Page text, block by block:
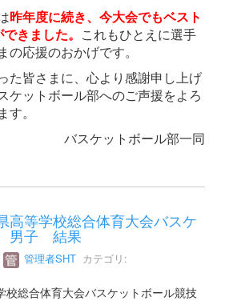
昨年度に続き、今大会でもベスト
きました。
これもひとえに選手
の応援のおかげです。
た皆さまに、心より感謝申し上げ
ケットボール部へのご声援をよろ
す。
バスケットボール部一同
高等学校総合体育大会バスケ
男子 結果
管理者SHT カテゴリ:
校総合体育大会バスケットボール競技